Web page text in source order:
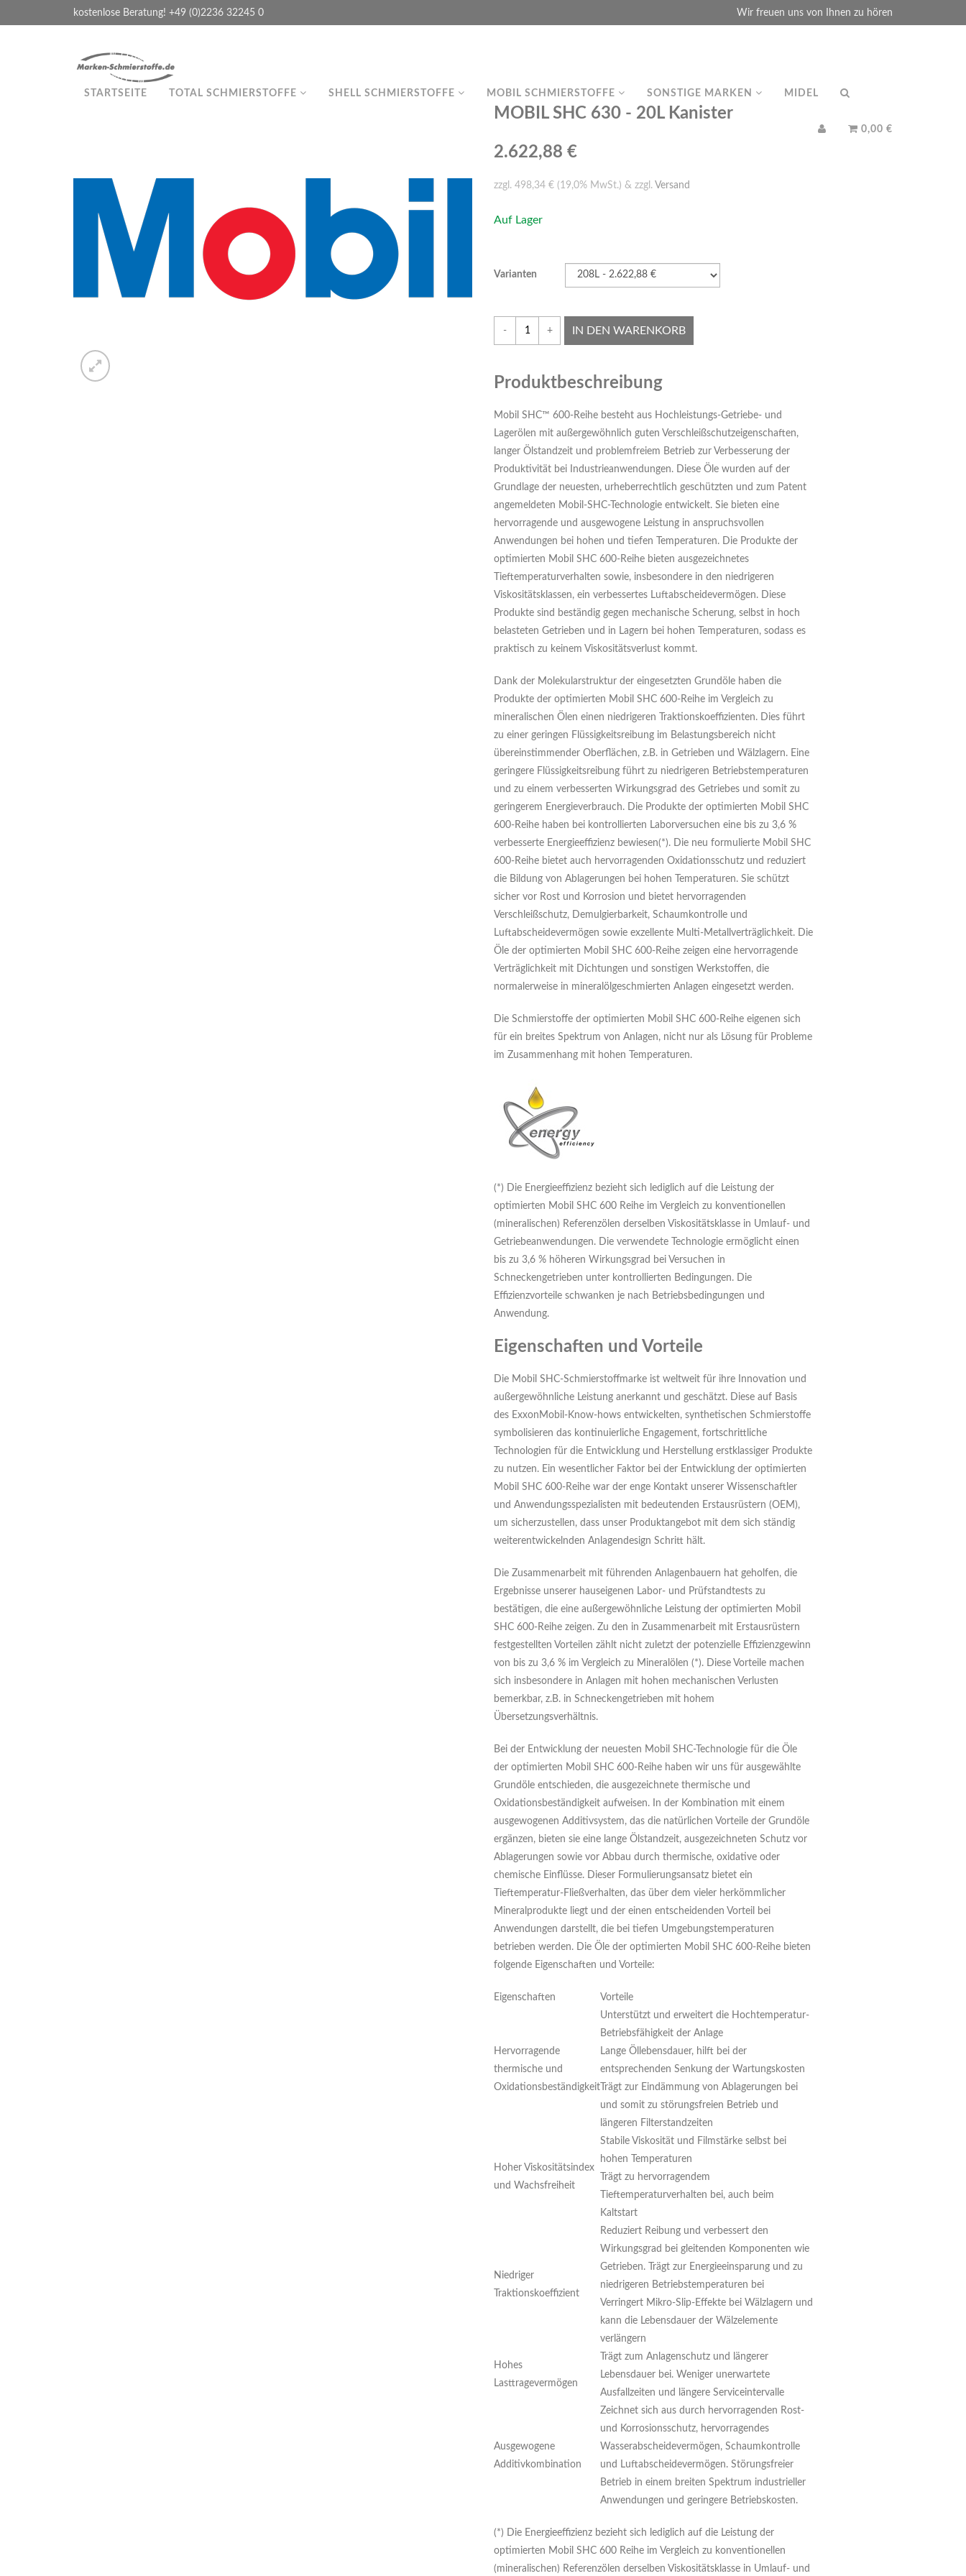
kostenlose Beratung! +49 (0)2236 32245 0 Wir freuen uns von Ihnen zu hören
STARTSEITE TOTAL SCHMIERSTOFFE SHELL SCHMIERSTOFFE MOBIL SCHMIERSTOFFE SONSTIGE MARKEN MIDEL
0,00 €
MOBIL SHC 630 - 20L Kanister
2.622,88 €
zzgl. 498,34 € (19,0% MwSt.) & zzgl. Versand
Auf Lager
Varianten
- + IN DEN WARENKORB
Produktbeschreibung
Mobil SHC™ 600-Reihe besteht aus Hochleistungs-Getriebe- und
Lagerölen mit außergewöhnlich guten Verschleißschutzeigenschaften,
langer Ölstandzeit und problemfreiem Betrieb zur Verbesserung der
Produktivität bei Industrieanwendungen. Diese Öle wurden auf der
Grundlage der neuesten, urheberrechtlich geschützten und zum Patent
angemeldeten Mobil-SHC-Technologie entwickelt. Sie bieten eine
hervorragende und ausgewogene Leistung in anspruchsvollen
Anwendungen bei hohen und tiefen Temperaturen. Die Produkte der
optimierten Mobil SHC 600-Reihe bieten ausgezeichnetes
Tieftemperaturverhalten sowie, insbesondere in den niedrigeren
Viskositätsklassen, ein verbessertes Luftabscheidevermögen. Diese
Produkte sind beständig gegen mechanische Scherung, selbst in hoch
belasteten Getrieben und in Lagern bei hohen Temperaturen, sodass es
praktisch zu keinem Viskositätsverlust kommt.
Dank der Molekularstruktur der eingesetzten Grundöle haben die
Produkte der optimierten Mobil SHC 600-Reihe im Vergleich zu
mineralischen Ölen einen niedrigeren Traktionskoeffizienten. Dies führt
zu einer geringen Flüssigkeitsreibung im Belastungsbereich nicht
übereinstimmender Oberflächen, z.B. in Getrieben und Wälzlagern. Eine
geringere Flüssigkeitsreibung führt zu niedrigeren Betriebstemperaturen
und zu einem verbesserten Wirkungsgrad des Getriebes und somit zu
geringerem Energieverbrauch. Die Produkte der optimierten Mobil SHC
600-Reihe haben bei kontrollierten Laborversuchen eine bis zu 3,6 %
verbesserte Energieeffizienz bewiesen(*). Die neu formulierte Mobil SHC
600-Reihe bietet auch hervorragenden Oxidationsschutz und reduziert
die Bildung von Ablagerungen bei hohen Temperaturen. Sie schützt
sicher vor Rost und Korrosion und bietet hervorragenden
Verschleißschutz, Demulgierbarkeit, Schaumkontrolle und
Luftabscheidevermögen sowie exzellente Multi-Metallverträglichkeit. Die
Öle der optimierten Mobil SHC 600-Reihe zeigen eine hervorragende
Verträglichkeit mit Dichtungen und sonstigen Werkstoffen, die
normalerweise in mineralölgeschmierten Anlagen eingesetzt werden.
Die Schmierstoffe der optimierten Mobil SHC 600-Reihe eigenen sich
für ein breites Spektrum von Anlagen, nicht nur als Lösung für Probleme
im Zusammenhang mit hohen Temperaturen.
(*) Die Energieeffizienz bezieht sich lediglich auf die Leistung der
optimierten Mobil SHC 600 Reihe im Vergleich zu konventionellen
(mineralischen) Referenzölen derselben Viskositätsklasse in Umlauf- und
Getriebeanwendungen. Die verwendete Technologie ermöglicht einen
bis zu 3,6 % höheren Wirkungsgrad bei Versuchen in
Schneckengetrieben unter kontrollierten Bedingungen. Die
Effizienzvorteile schwanken je nach Betriebsbedingungen und
Anwendung.
Eigenschaften und Vorteile
Die Mobil SHC-Schmierstoffmarke ist weltweit für ihre Innovation und
außergewöhnliche Leistung anerkannt und geschätzt. Diese auf Basis
des ExxonMobil-Know-hows entwickelten, synthetischen Schmierstoffe
symbolisieren das kontinuierliche Engagement, fortschrittliche
Technologien für die Entwicklung und Herstellung erstklassiger Produkte
zu nutzen. Ein wesentlicher Faktor bei der Entwicklung der optimierten
Mobil SHC 600-Reihe war der enge Kontakt unserer Wissenschaftler
und Anwendungsspezialisten mit bedeutenden Erstausrüstern (OEM),
um sicherzustellen, dass unser Produktangebot mit dem sich ständig
weiterentwickelnden Anlagendesign Schritt hält.
Die Zusammenarbeit mit führenden Anlagenbauern hat geholfen, die
Ergebnisse unserer hauseigenen Labor- und Prüfstandtests zu
bestätigen, die eine außergewöhnliche Leistung der optimierten Mobil
SHC 600-Reihe zeigen. Zu den in Zusammenarbeit mit Erstausrüstern
festgestellten Vorteilen zählt nicht zuletzt der potenzielle Effizienzgewinn
von bis zu 3,6 % im Vergleich zu Mineralölen (*). Diese Vorteile machen
sich insbesondere in Anlagen mit hohen mechanischen Verlusten
bemerkbar, z.B. in Schneckengetrieben mit hohem
Übersetzungsverhältnis.
Bei der Entwicklung der neuesten Mobil SHC-Technologie für die Öle
der optimierten Mobil SHC 600-Reihe haben wir uns für ausgewählte
Grundöle entschieden, die ausgezeichnete thermische und
Oxidationsbeständigkeit aufweisen. In der Kombination mit einem
ausgewogenen Additivsystem, das die natürlichen Vorteile der Grundöle
ergänzen, bieten sie eine lange Ölstandzeit, ausgezeichneten Schutz vor
Ablagerungen sowie vor Abbau durch thermische, oxidative oder
chemische Einflüsse. Dieser Formulierungsansatz bietet ein
Tieftemperatur-Fließverhalten, das über dem vieler herkömmlicher
Mineralprodukte liegt und der einen entscheidenden Vorteil bei
Anwendungen darstellt, die bei tiefen Umgebungstemperaturen
betrieben werden. Die Öle der optimierten Mobil SHC 600-Reihe bieten
folgende Eigenschaften und Vorteile:
Eigenschaften Vorteile
Hervorragende
thermische und
Oxidationsbeständigkeit
Unterstützt und erweitert die Hochtemperatur-
Betriebsfähigkeit der Anlage
Lange Öllebensdauer, hilft bei der
entsprechenden Senkung der Wartungskosten
Trägt zur Eindämmung von Ablagerungen bei
und somit zu störungsfreien Betrieb und
längeren Filterstandzeiten
Hoher Viskositätsindex
und Wachsfreiheit
Stabile Viskosität und Filmstärke selbst bei
hohen Temperaturen
Trägt zu hervorragendem
Tieftemperaturverhalten bei, auch beim
Kaltstart
Niedriger
Traktionskoeffizient
Reduziert Reibung und verbessert den
Wirkungsgrad bei gleitenden Komponenten wie
Getrieben. Trägt zur Energieeinsparung und zu
niedrigeren Betriebstemperaturen bei
Verringert Mikro-Slip-Effekte bei Wälzlagern und
kann die Lebensdauer der Wälzelemente
verlängern
Hohes
Lasttragevermögen
Trägt zum Anlagenschutz und längerer
Lebensdauer bei. Weniger unerwartete
Ausfallzeiten und längere Serviceintervalle
Ausgewogene
Additivkombination
Zeichnet sich aus durch hervorragenden Rost-
und Korrosionsschutz, hervorragendes
Wasserabscheidevermögen, Schaumkontrolle
und Luftabscheidevermögen. Störungsfreier
Betrieb in einem breiten Spektrum industrieller
Anwendungen und geringere Betriebskosten.
(*) Die Energieeffizienz bezieht sich lediglich auf die Leistung der
optimierten Mobil SHC 600 Reihe im Vergleich zu konventionellen
(mineralischen) Referenzölen derselben Viskositätsklasse in Umlauf- und